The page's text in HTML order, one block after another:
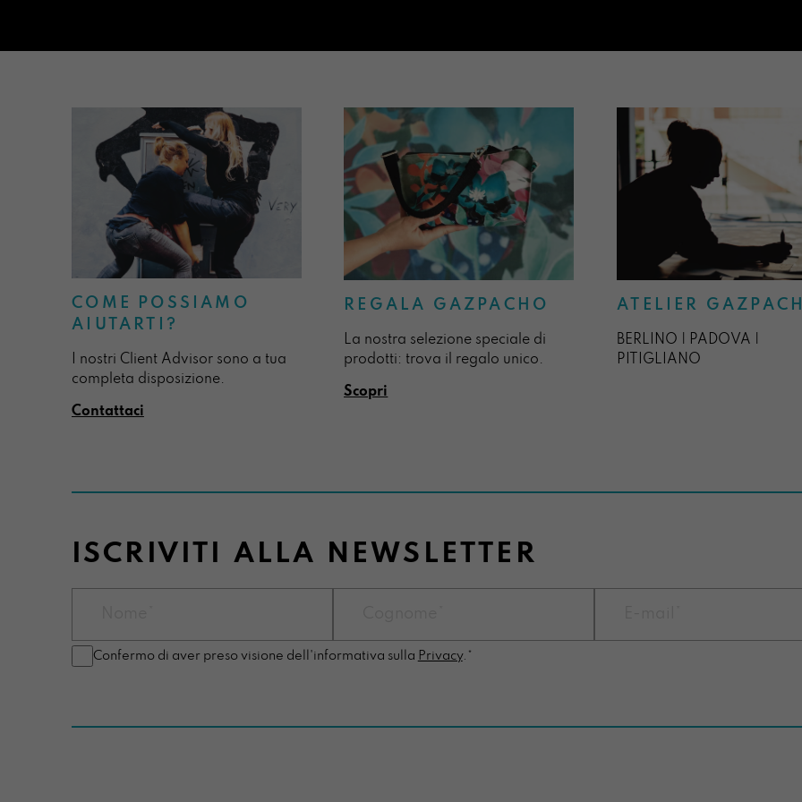
COME POSSIAMO
AIUTARTI?
I nostri Client Advisor sono a tua
completa disposizione.
Contattaci
REGALA GAZPACHO
La nostra selezione speciale di
prodotti: trova il regalo unico.
Scopri
ATELIER
BERLINO | PADOVA |
PITIGLIANO
ISCRIVITI ALLA NEWSLETTER
Confermo di aver preso visione dell'informativa sulla Privacy.*